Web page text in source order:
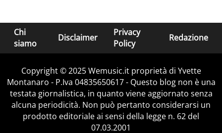
Chi
siamo
Disclaimer
Privacy
Policy
Redazione
Copyright © 2025 Wemusic.it proprietà di Yvette
Montanaro - P.Iva 04835650617 - Questo blog non è una
testata giornalistica, in quanto viene aggiornato senza
alcuna periodicità. Non può pertanto considerarsi un
prodotto editoriale ai sensi della legge n. 62 del
07.03.2001